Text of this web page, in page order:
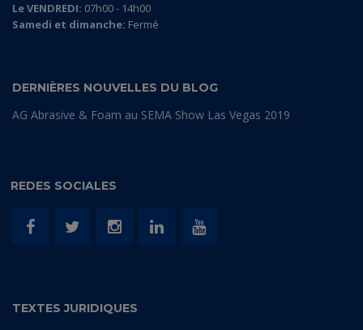
Le VENDREDI: 07h00 - 14h00
Samedi et dimanche: Fermé
DERNIÈRES NOUVELLES DU BLOG
AG Abrasive & Foam au SEMA Show Las Vegas 2019
REDES SOCIALES
TEXTES JURIDIQUES